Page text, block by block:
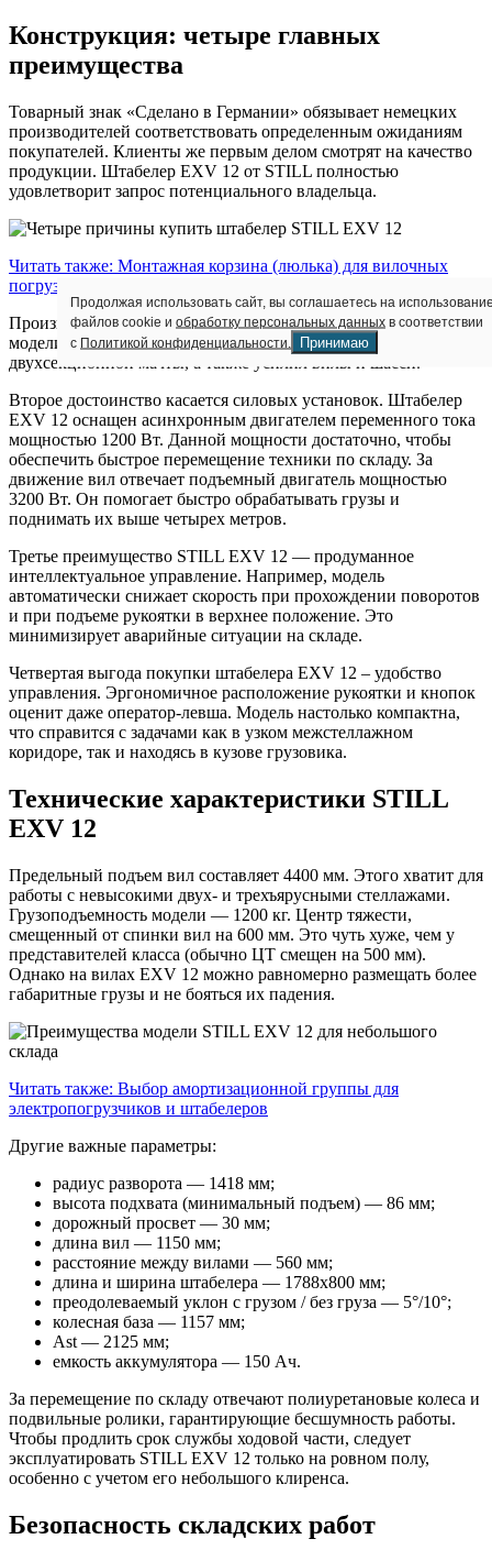
Конструкция: четыре главных
преимущества
Товарный знак «Сделано в Германии» обязывает немецких
производителей соответствовать определенным ожиданиям
покупателей. Клиенты же первым делом смотрят на качество
продукции. Штабелер EXV 12 от STILL полностью
удовлетворит запрос потенциального владельца.
Читать также: Монтажная корзина (люлька) для вилочных
погрузчиков и штабелеров
Производитель уделил внимание прочности и устойчивости
модели. Для этого он модифицировал конструкцию
двухсекционной мачты, а также усилил вилы и шасси.
Второе достоинство касается силовых установок. Штабелер
EXV 12 оснащен асинхронным двигателем переменного тока
мощностью 1200 Вт. Данной мощности достаточно, чтобы
обеспечить быстрое перемещение техники по складу. За
движение вил отвечает подъемный двигатель мощностью
3200 Вт. Он помогает быстро обрабатывать грузы и
поднимать их выше четырех метров.
Третье преимущество STILL EXV 12 — продуманное
интеллектуальное управление. Например, модель
автоматически снижает скорость при прохождении поворотов
и при подъеме рукоятки в верхнее положение. Это
минимизирует аварийные ситуации на складе.
Четвертая выгода покупки штабелера EXV 12 – удобство
управления. Эргономичное расположение рукоятки и кнопок
оценит даже оператор-левша. Модель настолько компактна,
что справится с задачами как в узком межстеллажном
коридоре, так и находясь в кузове грузовика.
Технические характеристики STILL
EXV 12
Предельный подъем вил составляет 4400 мм. Этого хватит для
работы с невысокими двух- и трехъярусными стеллажами.
Грузоподъемность модели — 1200 кг. Центр тяжести,
смещенный от спинки вил на 600 мм. Это чуть хуже, чем у
представителей класса (обычно ЦТ смещен на 500 мм).
Однако на вилах EXV 12 можно равномерно размещать более
габаритные грузы и не бояться их падения.
Читать также: Выбор амортизационной группы для
электропогрузчиков и штабелеров
Другие важные параметры:
радиус разворота — 1418 мм;
высота подхвата (минимальный подъем) — 86 мм;
дорожный просвет — 30 мм;
длина вил — 1150 мм;
расстояние между вилами — 560 мм;
длина и ширина штабелера — 1788х800 мм;
преодолеваемый уклон с грузом / без груза — 5°/10°;
колесная база — 1157 мм;
Ast — 2125 мм;
емкость аккумулятора — 150 Ач.
За перемещение по складу отвечают полиуретановые колеса и
подвильные ролики, гарантирующие бесшумность работы.
Чтобы продлить срок службы ходовой части, следует
эксплуатировать STILL EXV 12 только на ровном полу,
особенно с учетом его небольшого клиренса.
Безопасность складских работ
Продолжая использовать сайт, вы соглашаетесь на
файлов cookie и обработку персональных данных в соответствии
с Политикой конфиденциальности. Принимаю